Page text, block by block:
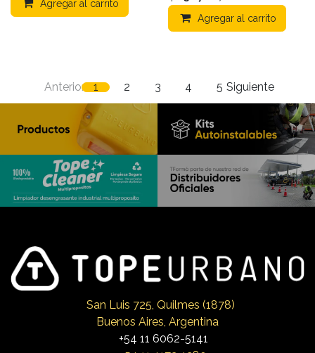
Agregar al carrito
Agregar al carrito
Anterior 1 2 3 4 5 Siguiente
San Luis 725, Quilmes (1878)
Buenos Aires, Argentina
+54 11 6062-5141